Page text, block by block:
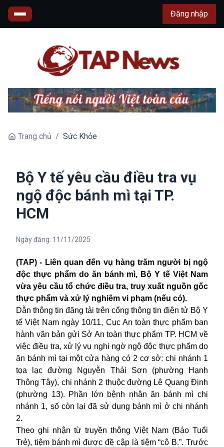
Đăng nhập
Trang chủ / Sức Khỏe
Bộ Y tế yêu cầu điều tra vụ
ngộ độc bánh mì tại TP.
HCM
Ngày đăng: 11/11/2025
(TAP) - Liên quan đến vụ hàng trăm người bị ngộ
độc thực phẩm do ăn bánh mì, Bộ Y tế Việt Nam
vừa yêu cầu tổ chức điều tra, truy xuất nguồn gốc
thực phẩm và xử lý nghiêm vi phạm (nếu có).
Dẫn thông tin đăng tải trên cổng thông tin điện tử Bộ Y
tế Việt Nam ngày 10/11, Cục An toàn thực phẩm ban
hành văn bản gửi Sở An toàn thực phẩm TP. HCM về
việc điều tra, xử lý vụ nghi ngờ ngộ độc thực phẩm do
ăn bánh mì tại một cửa hàng có 2 cơ sở: chi nhánh 1
tọa lạc đường Nguyễn Thái Sơn (phường Hạnh
Thông Tây), chi nhánh 2 thuộc đường Lê Quang Định
(phường 13). Phần lớn bệnh nhân ăn bánh mì chi
nhánh 1, số còn lại đã sử dụng bánh mì ở chi nhánh
2.
Theo ghi nhận từ truyền thông Việt Nam (Báo Tuổi
Trẻ), tiệm bánh mì được đề cập là tiệm “cô B.”. Trước